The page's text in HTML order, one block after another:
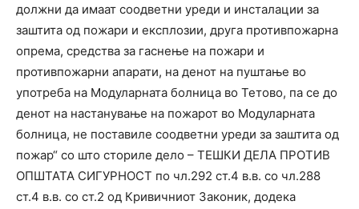
должни да имаат соодветни уреди и инсталации за
заштита од пожари и експлозии, друга противпожарна
опрема, средства за гаснење на пожари и
противпожарни апарати, на денот на пуштање во
употреба на Модуларната болница во Тетово, па се до
денот на настанување на пожарот во Модуларната
болница, не поставиле соодветни уреди за заштита од
пожар“ со што сториле дело – ТЕШКИ ДЕЛА ПРОТИВ
ОПШТАТА СИГУРНОСТ по чл.292 ст.4 в.в. со чл.288
ст.4 в.в. со ст.2 од Кривичниот Законик, додека